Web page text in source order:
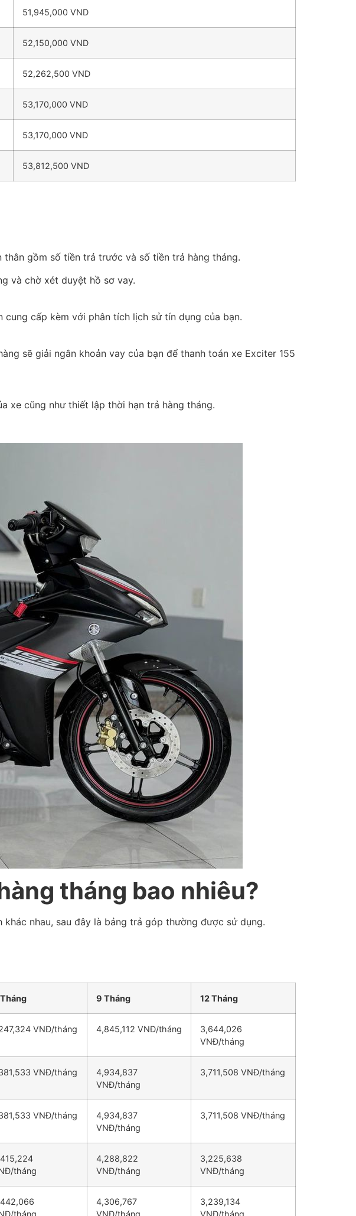
51,945,000 VND
52,150,000 VND
52,262,500 VND
53,170,000 VND
53,170,000 VND
53,812,500 VND
gồm số tiền trả trước và số tiền trả hàng tháng.
và chờ xét duyệt hồ sơ vay.
cấp kèm với phân tích lịch sử tín dụng của bạn.
sẽ giải ngân khoản vay của bạn để thanh toán xe Exciter 155
xe cũng như thiết lập thời hạn trả hàng tháng.
tháng bao nhiêu?
nhau, sau đây là bảng trả góp thường được sử dụng.
9 Tháng 12 Tháng
VNĐ/tháng 4,845,112 VNĐ/tháng
3,644,026
VNĐ/tháng
VNĐ/tháng
4,934,837
VNĐ/tháng
3,711,508 VNĐ/tháng
VNĐ/tháng
4,934,837
VNĐ/tháng
3,711,508 VNĐ/tháng
tháng
4,288,822
VNĐ/tháng
3,225,638
VNĐ/tháng
4,306,767
3,239,134